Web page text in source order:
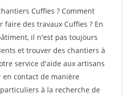
Cuffies ? Comment
des travaux Cuffies ? En
il n'est pas toujours
et trouver des chantiers à
service d'aide aux artisans
contact de manière
à la recherche de